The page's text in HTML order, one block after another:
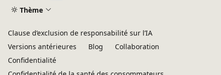
Thème
Clause d’exclusion de responsabilité sur l’IA
Versions antérieures
Blog
Collaboration
Confidentialité